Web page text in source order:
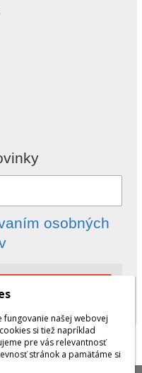
osobných
|Prihlásiť
našej webovej
si tiež napríklad
pre vás relevantnosť
stránok a pamätáme si